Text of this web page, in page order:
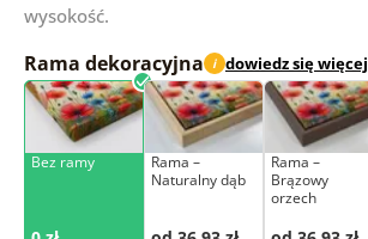
wysokość.
Rama dekoracyjna i dowiedz się więcej
Bez ramy
Rama –
Naturalny dąb
Rama –
Brązowy
orzech